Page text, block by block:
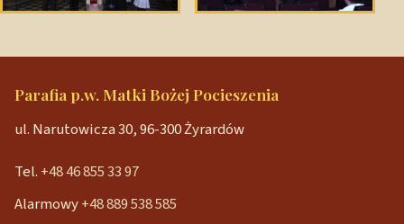
Parafia p.w. Matki Bożej Pocieszenia
ul. Narutowicza 30, 96-300 Żyrardów
Tel. +48 46 855 33 97
Alarmowy+48 889 538 585